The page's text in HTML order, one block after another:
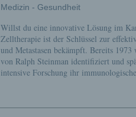
Medizin - Gesundheit
Willst du eine innovative Lösung im
Zelltherapie ist der Schlüssel zur
und Metastasen bekämpft. Bereits
von Ralph Steinman identifiziert und
intensive Forschung ihr